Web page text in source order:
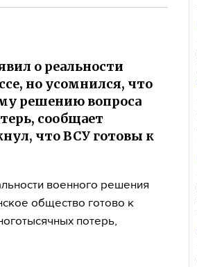
о реальности
но усомнился, что
решению вопроса
сообщает
что ВСУ готовы к
военного решения
общество готово к
потерь,